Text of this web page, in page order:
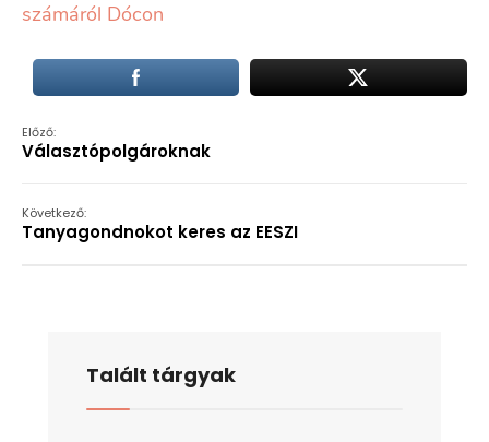
számáról Dócon
Előző:
Választópolgároknak
Következő:
Tanyagondnokot keres az EESZI
Talált tárgyak